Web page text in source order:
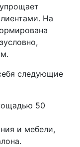
На
следующие
50
и мебели,